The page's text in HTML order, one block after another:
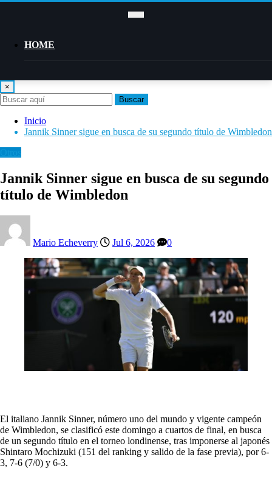
HOME
×
Buscar
Inicio
Jannik Sinner sigue en busca de su segundo título de Wimbledon
Jannik Sinner sigue en busca de su segundo
título de Wimbledon
Mario Echeverry Jul 6, 2026 0
El italiano Jannik Sinner, número uno del mundo y vigente campeón
de Wimbledon, se clasificó este domingo a cuartos de final, en busca
de un segundo título en el torneo londinense, tras imponerse al japonés
Shintaro Mochizuki (151 del ranking y salido de la fase previa), por 6-
3, 7-6 (7/0) y 6-3.